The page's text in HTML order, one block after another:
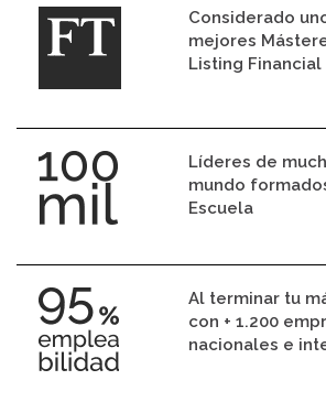
Considerado
mejores
Listing Financial
Líderes de
mundo
Escuela
Al terminar tu
con + 1.200
nacionales e